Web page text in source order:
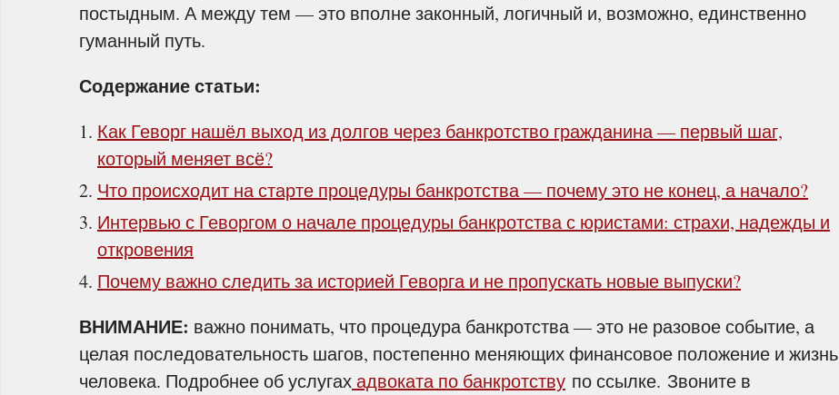
постыдным. А между тем — это вполне законный, логичный и, возможно, единственно
гуманный путь.
Содержание статьи:
Как Геворг нашёл выход из долгов через банкротство гражданина — первый шаг,
который меняет всё?
Что происходит на старте процедуры банкротства — почему это не конец, а начало?
Интервью с Геворгом о начале процедуры банкротства с юристами: страхи, надежды и
откровения
Почему важно следить за историей Геворга и не пропускать новые выпуски?
ВНИМАНИЕ: важно понимать, что процедура банкротства — это не разовое событие, а
целая последовательность шагов, постепенно меняющих финансовое положение и жизнь
человека. Подробнее об услугахадвоката по банкротству по ссылке. Звоните в